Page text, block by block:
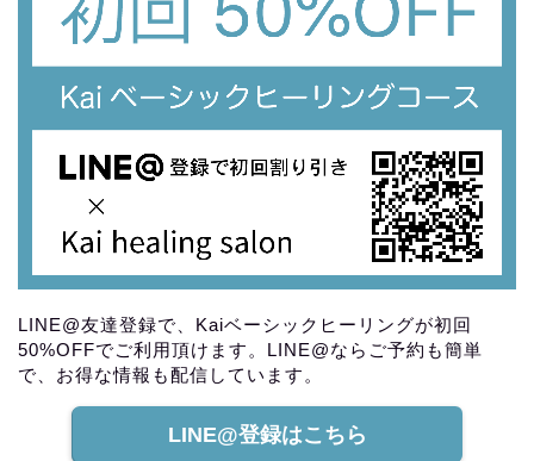
LINE@友達登録で、Kaiベーシックヒーリングが初回
50%OFFでご利用頂けます。LINE@ならご予約も簡単
で、お得な情報も配信しています。
LINE@登録はこちら